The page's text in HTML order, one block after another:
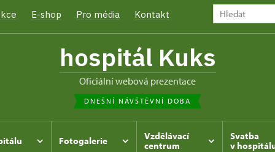
E-shop Pro média Kontakt
hospitál Kuks
oficiální webová prezentace
DNEŠNÍ NÁVŠTĚVNÍ DOBA
Fotogalerie
Vzdělávací
centrum
Svatba
v